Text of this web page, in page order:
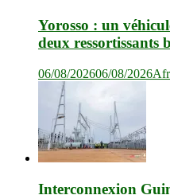
Yorosso : un
deux ressortissants
06/08/202606/08/2026
Interconnexion